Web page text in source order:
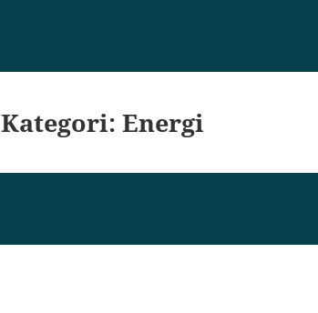
Kategori:Energi